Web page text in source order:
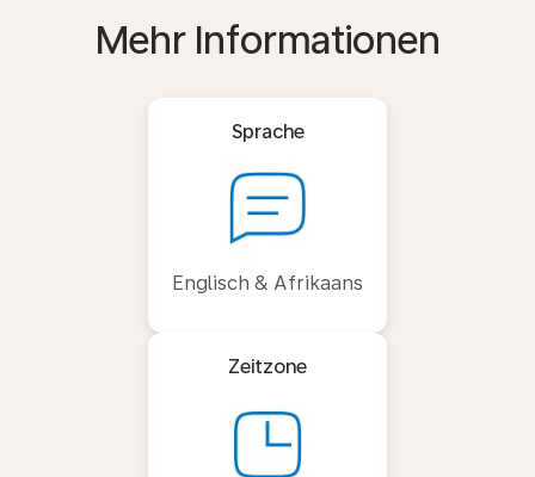
Mehr Informationen
Sprache
Englisch & Afrikaans
Zeitzone